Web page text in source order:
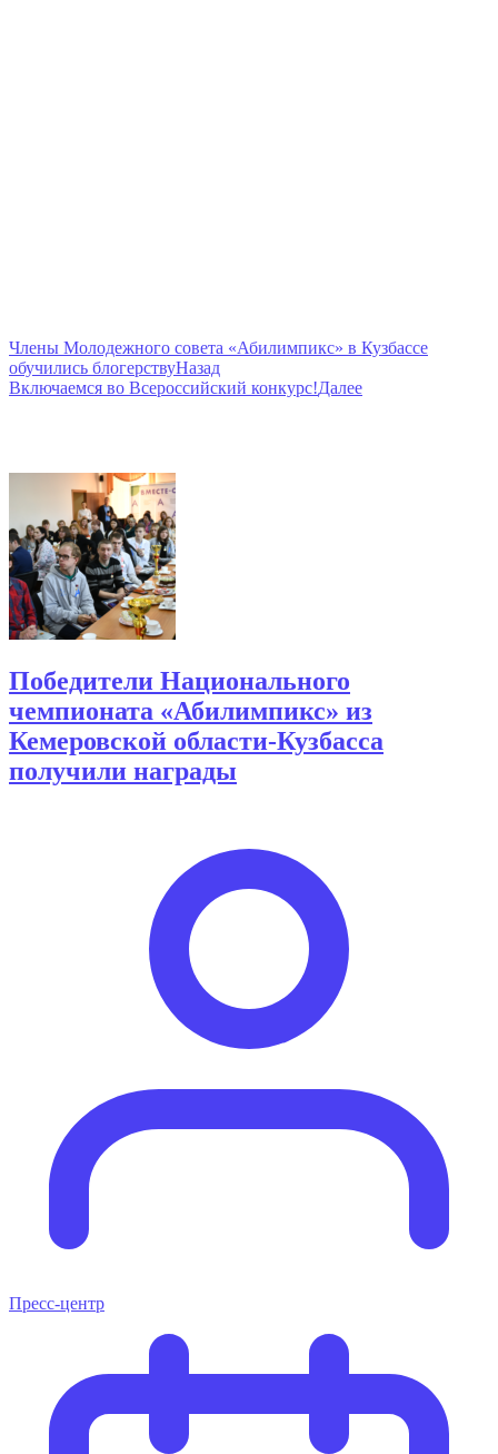
Навигация
по
Члены Молодежного совета «Абилимпикс» в Кузбассе
обучились блогерствуНазад
Включаемся во Всероссийский конкурс!Далее
Победители Национального
чемпионата «Абилимпикс» из
Кемеровской области-Кузбасса
получили награды
Пресс-центр